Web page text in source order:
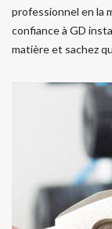
professionnel en la
confiance à GD
matière et sachez